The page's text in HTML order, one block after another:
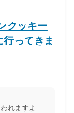
クッキー
行ってきま
れますよ